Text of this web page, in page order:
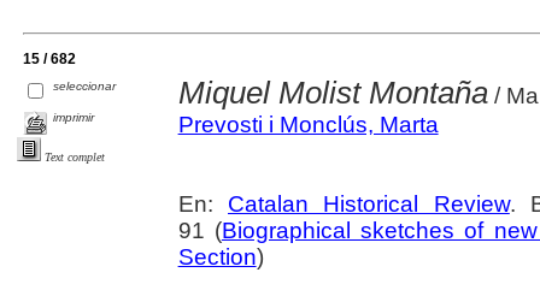
15 / 682
seleccionar
imprimir
Text complet
Miquel Molist Montaña/
Prevosti i Monclús, Marta
En: Catalan Historical Review.
91 (Biographical sketches of
Section)